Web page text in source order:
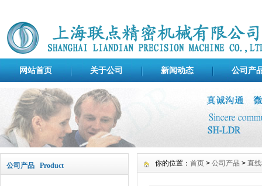
网站首页 关于公司 新闻动态 公司产
公司产品 Product 你的位置： 首页 > 公司产品 > 直